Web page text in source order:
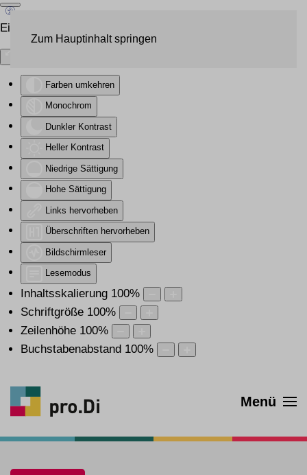
Eingabehilfen öffnen
Farben umkehren
Monochrom
Dunkler Kontrast
Heller Kontrast
Niedrige Sättigung
Hohe Sättigung
Links hervorheben
Überschriften hervorheben
Bildschirmleser
Lesemodus
Inhaltsskalierung 100%
Schriftgröße 100%
Zeilenhöhe 100%
Buchstabenabstand 100%
Zum Hauptinhalt springen
Menü